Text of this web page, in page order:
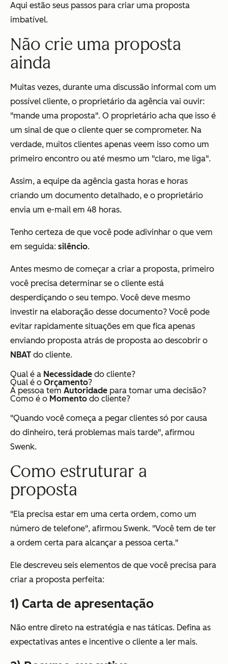
Aqui estão seus passos para criar uma proposta
imbatível.
Não crie uma proposta
ainda
Muitas vezes, durante uma discussão informal com um
possível cliente, o proprietário da agência vai ouvir:
"mande uma proposta". O proprietário acha que isso é
um sinal de que o cliente quer se comprometer. Na
verdade, muitos clientes apenas veem isso como um
primeiro encontro ou até mesmo um "claro, me liga".
Assim, a equipe da agência gasta horas e horas
criando um documento detalhado, e o proprietário
envia um e-mail em 48 horas.
Tenho certeza de que você pode adivinhar o que vem
em seguida: silêncio.
Antes mesmo de começar a criar a proposta, primeiro
você precisa determinar se o cliente está
desperdiçando o seu tempo. Você deve mesmo
investir na elaboração desse documento? Você pode
evitar rapidamente situações em que fica apenas
enviando proposta atrás de proposta ao descobrir o
NBAT do cliente.
Qual é a Necessidade do cliente?
Qual é o Orçamento?
A pessoa tem Autoridade para tomar uma decisão?
Como é o Momento do cliente?
"Quando você começa a pegar clientes só por causa
do dinheiro, terá problemas mais tarde", afirmou
Swenk.
Como estruturar a
proposta
"Ela precisa estar em uma certa ordem, como um
número de telefone", afirmou Swenk. "Você tem de ter
a ordem certa para alcançar a pessoa certa."
Ele descreveu seis elementos de que você precisa para
criar a proposta perfeita:
1) Carta de apresentação
Não entre direto na estratégia e nas táticas. Defina as
expectativas antes e incentive o cliente a ler mais.